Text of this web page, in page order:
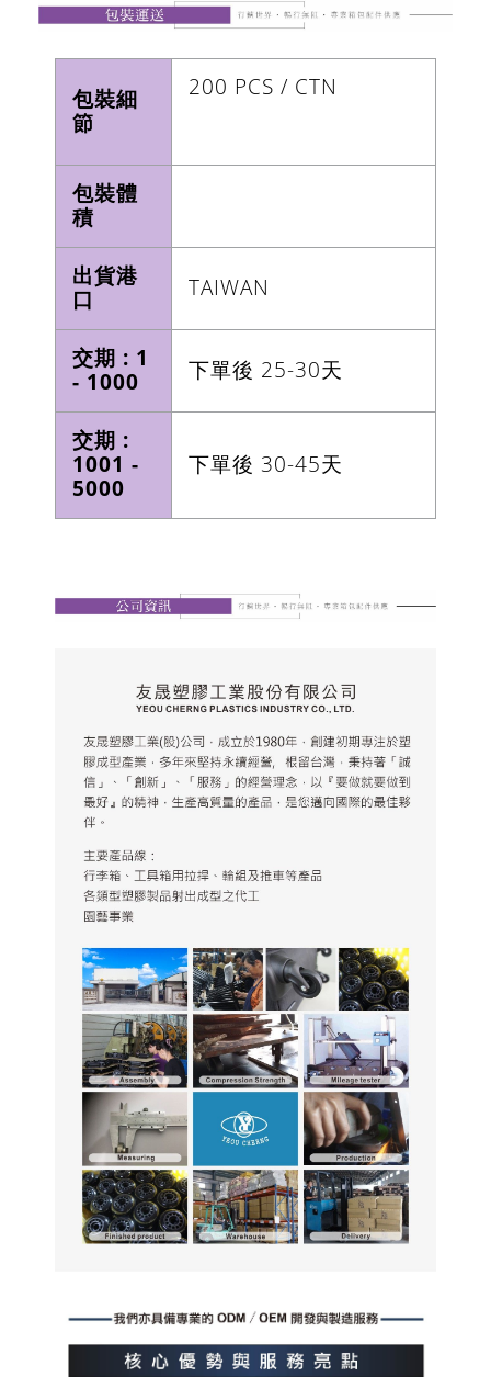
包裝細
節
200 PCS / CTN
包裝體
積
出貨港
口
TAIWAN
交期 : 1
- 1000
下單後 25-30天
交期 :
1001 -
5000
下單後 30-45天